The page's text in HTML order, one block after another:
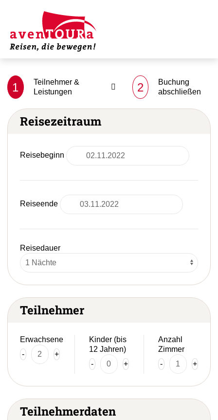
1
Teilnehmer &
Leistungen
2
Buchung
abschließen
Reisezeitraum
Reisebeginn
Reiseende
Reisedauer
Teilnehmer
Erwachsene
-
+
Kinder (bis
12 Jahren)
-
+
Anzahl
Zimmer
-
+
Teilnehmerdaten